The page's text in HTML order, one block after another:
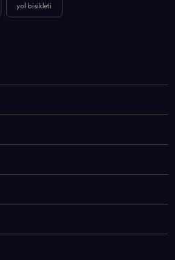
yol bisikleti